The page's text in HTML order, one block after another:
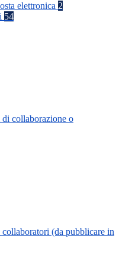
elettronica 2
54
collaborazione o
(da pubblicare in